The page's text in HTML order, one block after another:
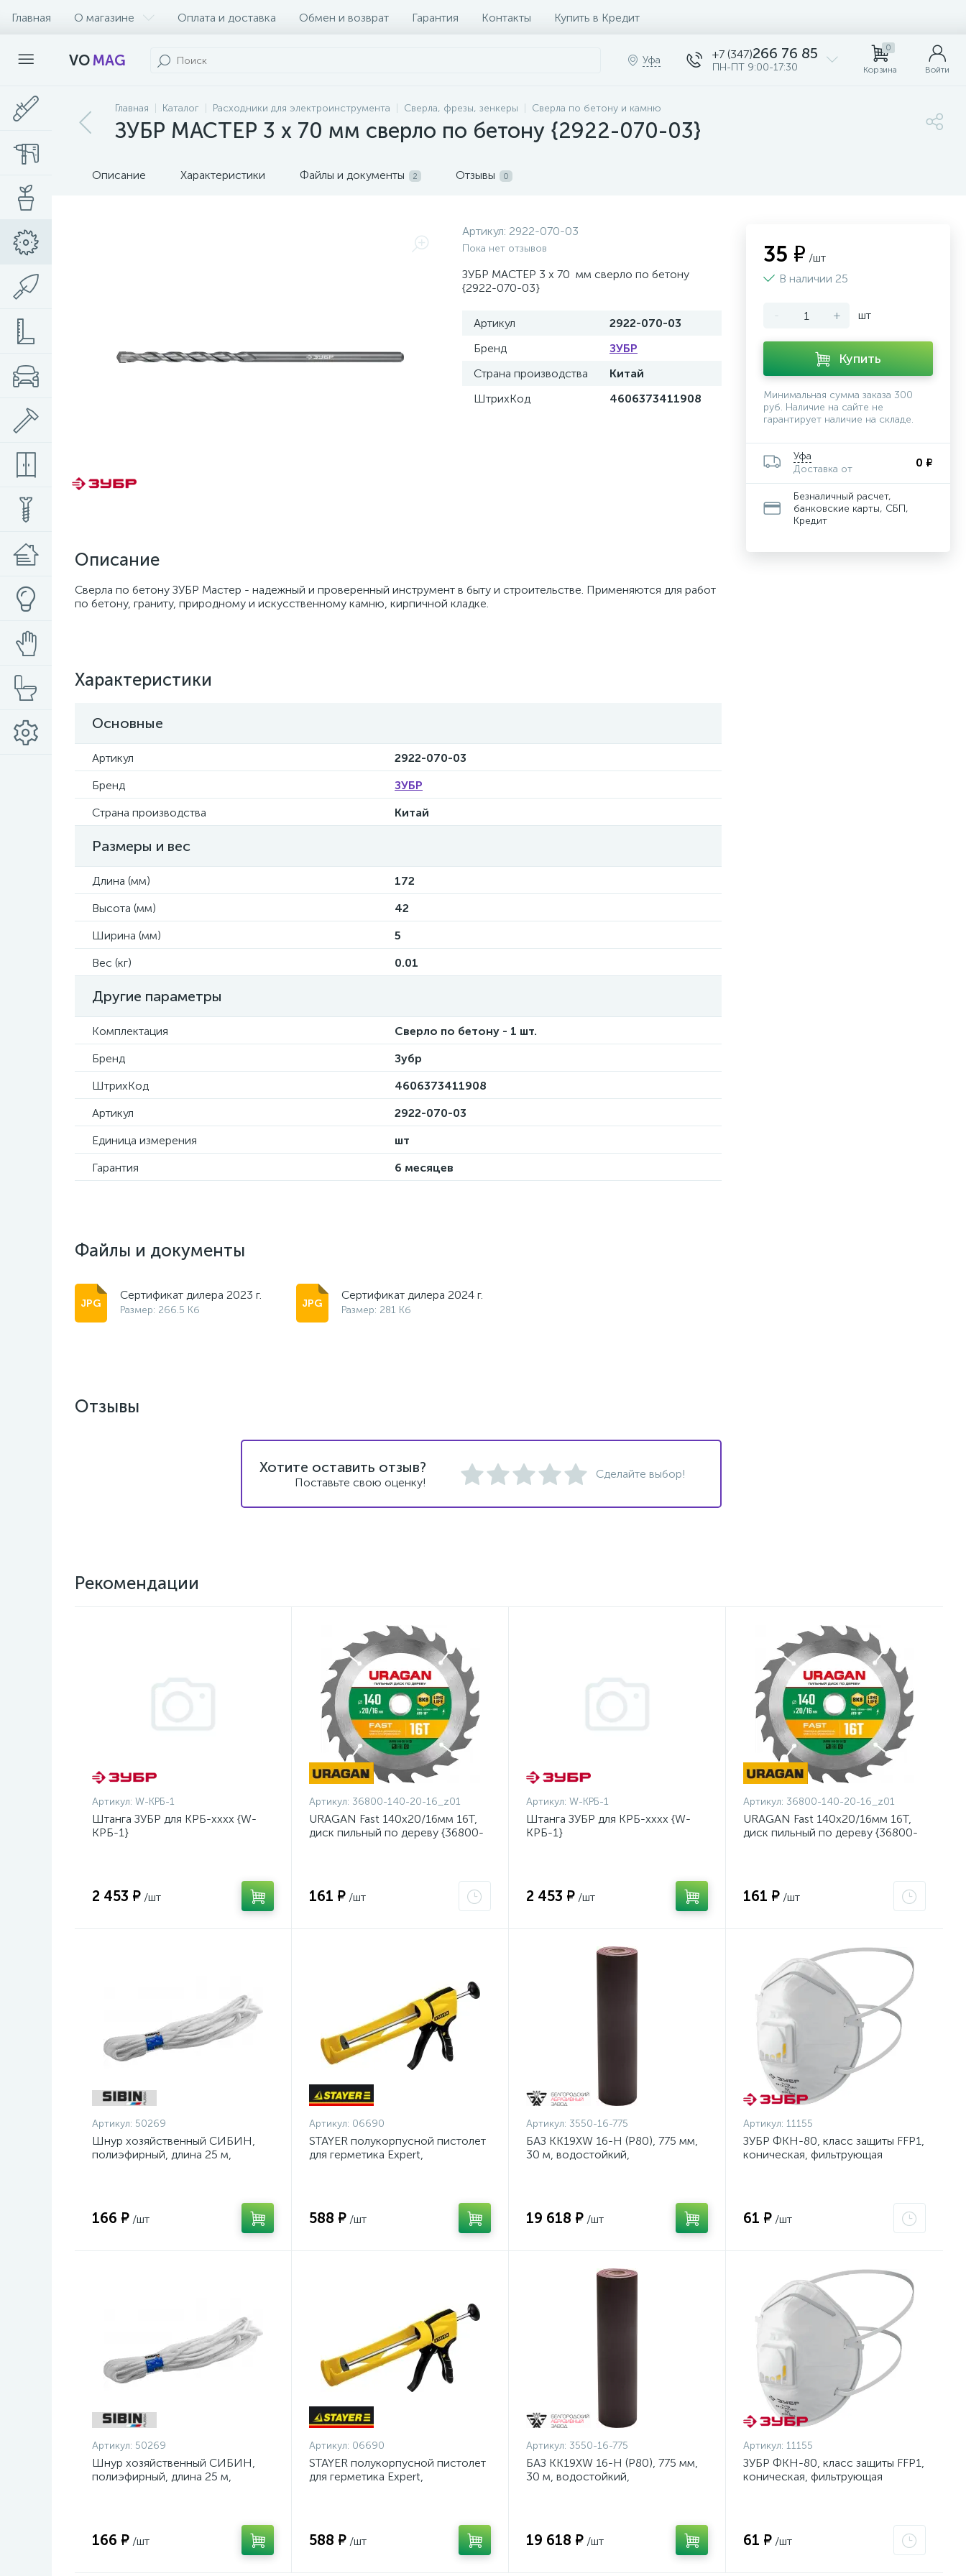
Главная О магазине Оплата и доставка Обмен и возврат Гарантия Контакты Купить в Кредит
VOMAG Уфа +7 (347)266 76 85
ПН-ПТ 9:00-17:30
0
Корзина Войти
Главная Каталог Расходники для электроинструмента Сверла, фрезы, зенкеры Сверла по бетону и камню
ЗУБР МАСТЕР 3 х 70 мм сверло по бетону {2922-070-03}
Описание Характеристики Файлы и документы 2 Отзывы 0
Артикул: 2922-070-03
Пока нет отзывов
ЗУБР МАСТЕР 3 х 70 мм сверло по бетону
{2922-070-03}
Артикул
2922-070-03
Бренд
ЗУБР
Страна производства
Китай
ШтрихКод
4606373411908
Описание
Сверла по бетону ЗУБР Мастер - надежный и проверенный инструмент в быту и строительстве. Применяются для работ
по бетону, граниту, природному и искусственному камню, кирпичной кладке.
Характеристики
Основные
Артикул
2922-070-03
Бренд
ЗУБР
Страна производства
Китай
Размеры и вес
Длина (мм)
172
Высота (мм)
42
Ширина (мм)
5
Вес (кг)
0.01
Другие параметры
Комплектация
Сверло по бетону - 1 шт.
Бренд
Зубр
ШтрихКод
4606373411908
Артикул
2922-070-03
Единица измерения
шт
Гарантия
6 месяцев
Файлы и документы
Сертификат дилера 2023 г.
Размер: 266.5 Кб
Сертификат дилера 2024 г.
Размер: 281 Кб
35 ₽ /шт
В наличии 25
- + шт
Купить
Минимальная сумма заказа 300
руб. Наличие на сайте не
гарантирует наличие на складе.
Уфа
Доставка от
0 ₽
Безналичный расчет,
банковские карты, СБП,
Кредит
Отзывы
Хотите оставить отзыв?
Поставьте свою оценку!
Сделайте выбор!
Рекомендации
Артикул: W-КРБ-1
Штанга ЗУБР для КРБ-хххх {W-
КРБ-1}
2 453 ₽ /шт
Артикул: 36800-140-20-16_z01
URAGAN Fast 140x20/16мм 16Т,
диск пильный по дереву {36800-
161 ₽ /шт
Артикул: W-КРБ-1
Штанга ЗУБР для КРБ-хххх {W-
КРБ-1}
2 453 ₽ /шт
Артикул: 36800-140-20-16_z01
URAGAN Fast 140x20/16мм 16Т,
диск пильный по дереву {36800-
161 ₽ /шт
Артикул: 50269
Шнур хозяйственный СИБИН,
полиэфирный, длина 25 м,
166 ₽ /шт
Артикул: 06690
STAYER полукорпусной пистолет
для герметика Expert,
588 ₽ /шт
Артикул: 3550-16-775
БАЗ KK19XW 16-H (Р80), 775 мм,
30 м, водостойкий,
19 618 ₽ /шт
Артикул: 11155
ЗУБР ФКН-80, класс защиты FFP1,
коническая, фильтрующая
61 ₽ /шт
Артикул: 50269
Шнур хозяйственный СИБИН,
полиэфирный, длина 25 м,
166 ₽ /шт
Артикул: 06690
STAYER полукорпусной пистолет
для герметика Expert,
588 ₽ /шт
Артикул: 3550-16-775
БАЗ KK19XW 16-H (Р80), 775 мм,
30 м, водостойкий,
19 618 ₽ /шт
Артикул: 11155
ЗУБР ФКН-80, класс защиты FFP1,
коническая, фильтрующая
61 ₽ /шт